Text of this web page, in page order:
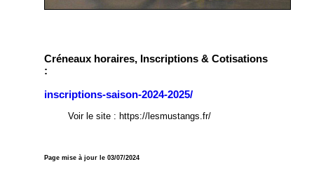
Créneaux horaires, Inscriptions & Cotisations
:
inscriptions-saison-2024-2025/
Voir le site : https://lesmustangs.fr/
Page mise à jour le 03/07/2024